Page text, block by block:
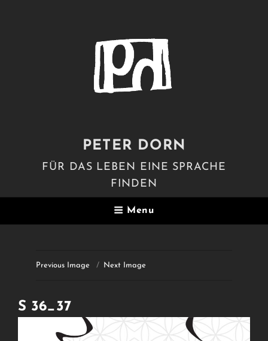
PETER DORN
FÜR DAS LEBEN EINE SPRACHE
FINDEN
Menu
Previous Image Next Image
S 36_37